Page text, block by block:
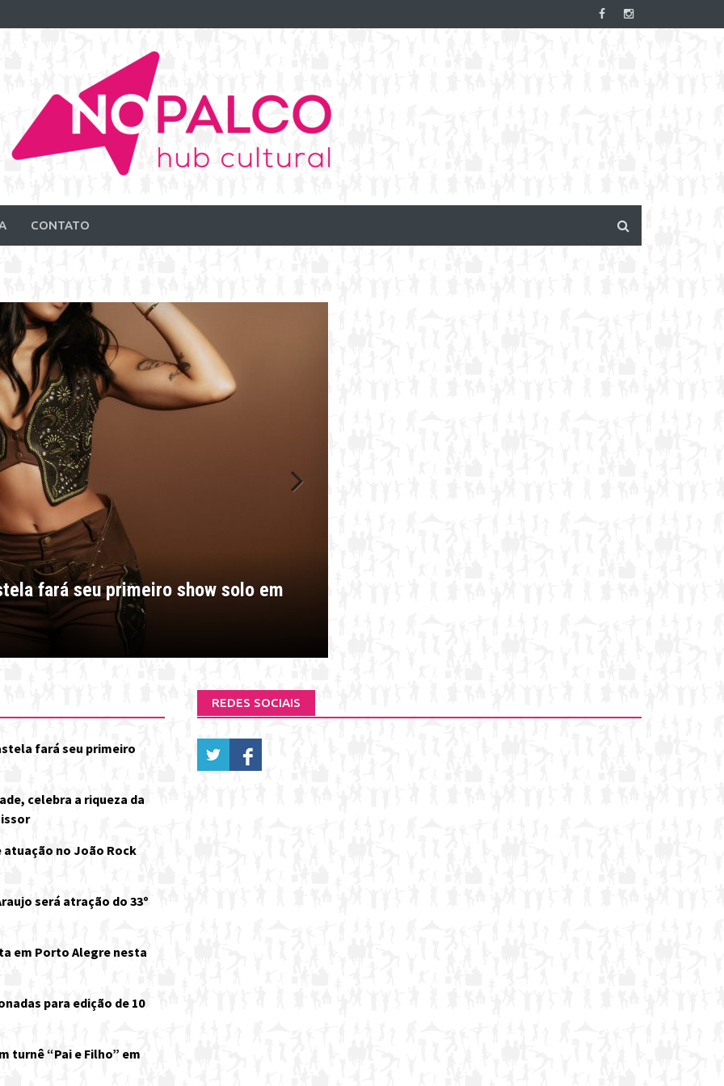
CONTATO
fará seu primeiro show solo em
celebra a riqueza da música
promissor
será atração do 33º POA em
fará seu primeiro
celebra a riqueza da
no João Rock
será atração do 33º
em Porto Alegre nesta
para edição de 10
turnê “Pai e Filho” em
REDES SOCIAIS